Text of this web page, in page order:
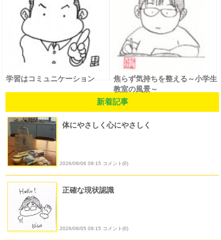
学習はコミュニケーション
焦らず気持ちを整える～小学生
教室の風景～
新着記事
体にやさしく心にやさしく
2026/08/06 09:15 コメント(0)
正確な現状認識
2026/08/05 09:15 コメント(0)